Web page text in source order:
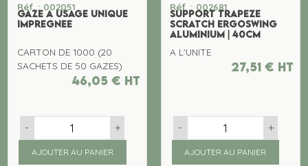
Réf. : 002051
GAZE A USAGE UNIQUE
IMPREGNEE
CARTON DE 1000 (20
SACHETS DE 50 GAZES)
46,05 € ht
- +
AJOUTER AU PANIER
Réf. : 002681
SUPPORT TRAPEZE
SCRATCH ERGOSWING
ALUMINIUM | 40CM
A L'UNITE
27,51 € ht
- +
AJOUTER AU PANIER